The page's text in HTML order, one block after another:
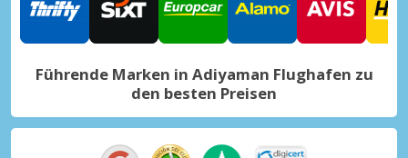
Führende Marken in Adiyaman Flughafen zu
den besten Preisen